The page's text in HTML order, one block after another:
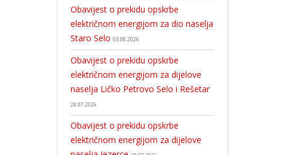
Obavijest o prekidu opskrbe
električnom energijom za dio naselja
Staro Selo 03.08.2026
Obavijest o prekidu opskrbe
električnom energijom za dijelove
naselja Ličko Petrovo Selo i Rešetar
28.07.2026
Obavijest o prekidu opskrbe
električnom energijom za dijelove